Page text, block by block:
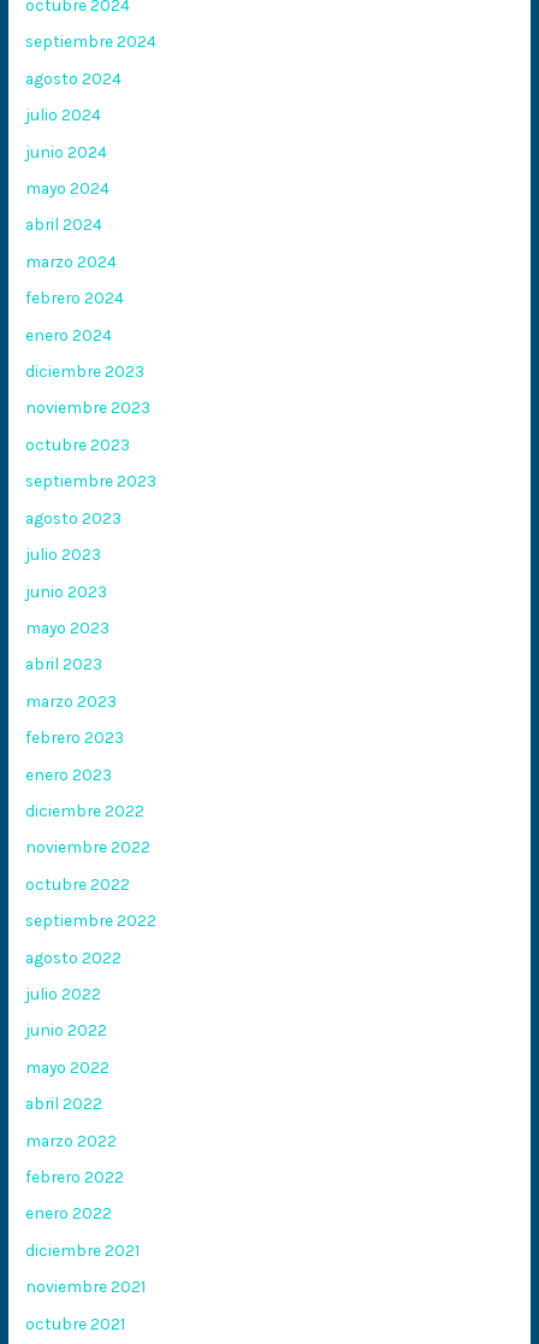
octubre 2024
septiembre 2024
agosto 2024
julio 2024
junio 2024
mayo 2024
abril 2024
marzo 2024
febrero 2024
enero 2024
diciembre 2023
noviembre 2023
octubre 2023
septiembre 2023
agosto 2023
julio 2023
junio 2023
mayo 2023
abril 2023
marzo 2023
febrero 2023
enero 2023
diciembre 2022
noviembre 2022
octubre 2022
septiembre 2022
agosto 2022
julio 2022
junio 2022
mayo 2022
abril 2022
marzo 2022
febrero 2022
enero 2022
diciembre 2021
noviembre 2021
octubre 2021